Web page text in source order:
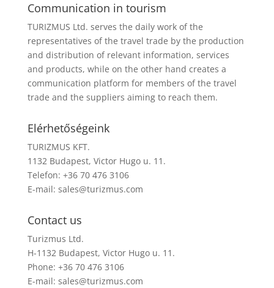
Communication in tourism
TURIZMUS Ltd. serves the daily work of the
representatives of the travel trade by the production
and distribution of relevant information, services
and products, while on the other hand creates a
communication platform for members of the travel
trade and the suppliers aiming to reach them.
Elérhetőségeink
TURIZMUS KFT.
1132 Budapest, Victor Hugo u. 11.
Telefon: +36 70 476 3106
E-mail: sales@turizmus.com
Contact us
Turizmus Ltd.
H-1132 Budapest, Victor Hugo u. 11.
Phone: +36 70 476 3106
E-mail: sales@turizmus.com